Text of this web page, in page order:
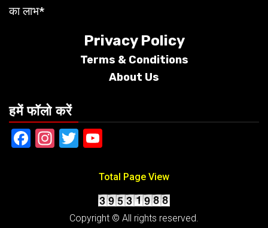
का लाभ*
Privacy Policy
Terms & Conditions
About Us
हमें फॉलो करें
Facebook
Instagram
Twitter
Total Page View
Copyright © All rights reserved.